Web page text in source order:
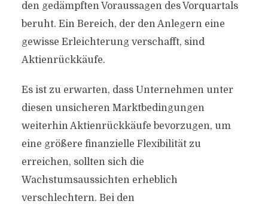
den gedämpften Voraussagen des Vorquartals
beruht. Ein Bereich, der den Anlegern eine
gewisse Erleichterung verschafft, sind
Aktienrückkäufe.
Es ist zu erwarten, dass Unternehmen unter
diesen unsicheren Marktbedingungen
weiterhin Aktienrückkäufe bevorzugen, um
eine größere finanzielle Flexibilität zu
erreichen, sollten sich die
Wachstumsaussichten erheblich
verschlechtern. Bei den